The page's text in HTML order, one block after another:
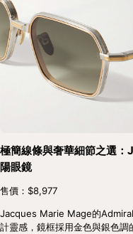
極簡線條與奢華細節之選
陽眼鏡
售價：$8,977
Jacques Marie Mage的
計靈感，鏡框採用金色與銀色